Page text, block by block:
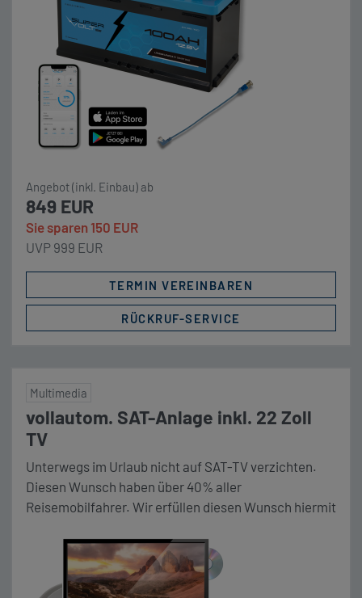
starke Verbraucher. Preishinweis: Aufgrund der […]
Angebot (inkl. Einbau) ab
849 EUR
Sie sparen 150 EUR
UVP 999 EUR
TERMIN VEREINBAREN
RÜCKRUF-SERVICE
Multimedia
vollautom. SAT-Anlage inkl. 22 Zoll
TV
Unterwegs im Urlaub nicht auf SAT-TV verzichten.
Diesen Wunsch haben über 40% aller
Reisemobilfahrer. Wir erfüllen diesen Wunsch hiermit
Reisen entwickelte vollautomatische SAT Anlage
TELECO Telesat BT 65 Smart, erfüllt diese speziellen
Anforderungen. Sie richtet sich vollautomatisch aus